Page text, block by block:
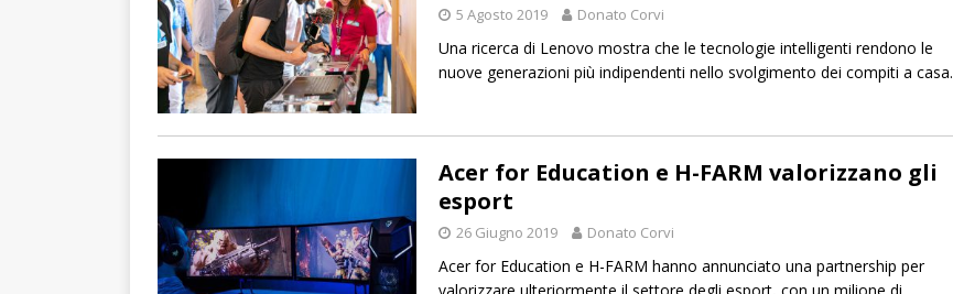
5 Agosto 2019 Donato Corvi
Una ricerca di Lenovo mostra che le tecnologie intelligenti rendono le
nuove generazioni più indipendenti nello svolgimento dei compiti a casa.
Acer for Education e H-FARM valorizzano gli
esport
26 Giugno 2019 Donato Corvi
Acer for Education e H-FARM hanno annunciato una partnership per
valorizzare ulteriormente il settore degli esport, con un milione di